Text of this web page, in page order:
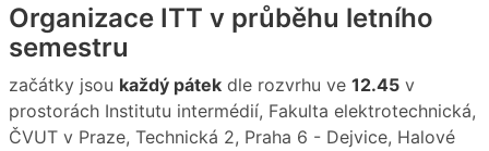
Organizace ITT v průběhu letního
semestru
začátky jsou každý pátek dle rozvrhu ve 12.45 v
prostorách Institutu intermédií, Fakulta elektrotechnická,
ČVUT v Praze, Technická 2, Praha 6 - Dejvice, Halové